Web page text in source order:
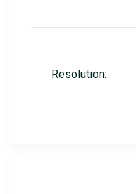
Resolution: